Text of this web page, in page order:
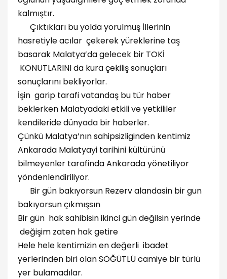
kalmıştır.
Çıktıkları bu yolda yorulmuş İllerinin
hasretiyle acılar çekerek yüreklerine taş
basarak Malatya’da gelecek bir TOKİ
KONUTLARINI da kura çekiliş sonuçları
sonuçlarını bekliyorlar.
İşin garip tarafi vatandaş bu tür haber
beklerken Malatyadaki etkili ve yetkililer
kendileride dünyada bir haberler.
Çünkü Malatya’nın sahipsizliginden kentimiz
Ankarada Malatyayi tarihini kültürünü
bilmeyenler tarafinda Ankarada yönetiliyor
yöndenlendiriliyor.
Bir gün bakıyorsun Rezerv alandasin bir gun
bakıyorsun çıkmışsın
Bir gün hak sahibisin ikinci gün değilsin yerinde
değişim zaten hak getire
Hele hele kentimizin en değerli ibadet
yerlerinden biri olan SÖĞÜTLÜ camiye bir türlü
yer bulamadılar.